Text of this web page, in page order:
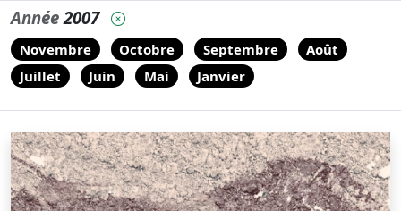
Année2007
Novembre Octobre Septembre
Août
Juillet
Juin Mai Janvier